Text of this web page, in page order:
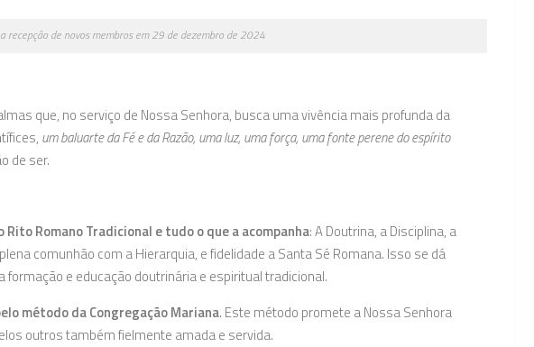
recepção de novos membros em 29 de dezembro de 2024
que, no serviço de Nossa Senhora, busca uma vivência mais profunda da
um baluarte da Fé e da Razão, uma luz, uma força, uma fonte perene do espírito
de ser.
Rito Romano Tradicional e tudo o que a acompanha: A Doutrina, a Disciplina, a
comunhão com a Hierarquia, e fidelidade a Santa Sé Romana. Isso se dá
e educação doutrinária e espiritual tradicional.
método da Congregação Mariana. Este método promete a Nossa Senhora
outros também fielmente amada e servida.